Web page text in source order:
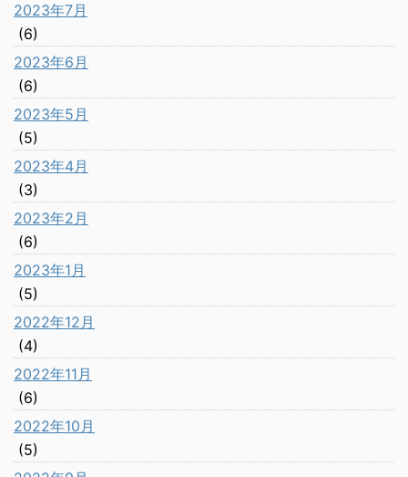
2023年7月
(6)
2023年6月
(6)
2023年5月
(5)
2023年4月
(3)
2023年2月
(6)
2023年1月
(5)
2022年12月
(4)
2022年11月
(6)
2022年10月
(5)